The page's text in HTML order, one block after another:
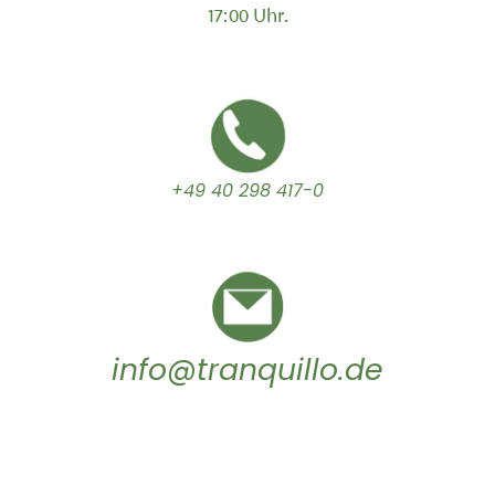
17:00 Uhr.
+49 40 298 417-0
info@tranquillo.de